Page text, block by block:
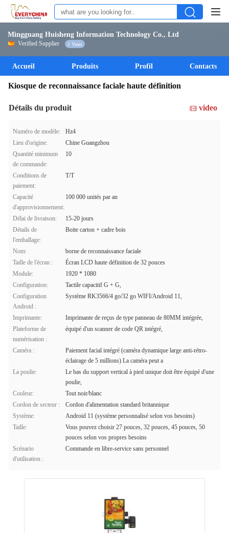
Mingguang Huisheng Information Technology Co., Ltd
Verified Supplier 1 Years
Accueil Produits Profil Contacts
Kiosque de reconnaissance faciale haute définition
Détails du produit video
Numéro de modèle:
Hz4
Lieu d'origine:
Chine Guangzhou
Quantité minimum
de commande:
10
Conditions de
paiement:
T/T
Capacité
d'approvisionnement:
100 000 unités par an
Délai de livraison:
15-20 jours
Détails de
l'emballage:
Boite carton + cadre bois
Nom:
borne de reconnaissance faciale
Taille de l'écran :
Écran LCD haute définition de 32 pouces
Module:
1920 * 1080
Configuration:
Tactile capacitif G + G,
Configuration
Android :
Système RK3566/4 go/32 go WIFI/Android 11,
Imprimante:
Imprimante de reçus de type panneau de 80MM intégrée,
Plateforme de
numérisation :
équipé d'un scanner de code QR intégré,
Caméra :
Paiement facial intégré (caméra dynamique large anti-rétro-
éclairage de 5 millions) La caméra peut a
La poulie:
Le bas du support vertical à pied unique doit être équipé d'une
poulie,
Couleur:
Tout noir/blanc
Cordon de secteur :
Cordon d'alimentation standard britannique
Système:
Android 11 (système personnalisé selon vos besoins)
Taille:
Vous pouvez choisir 27 pouces, 32 pouces, 45 pouces, 50
pouces selon vos propres besoins
Scénario
d'utilisation :
Commande en libre-service sans personnel